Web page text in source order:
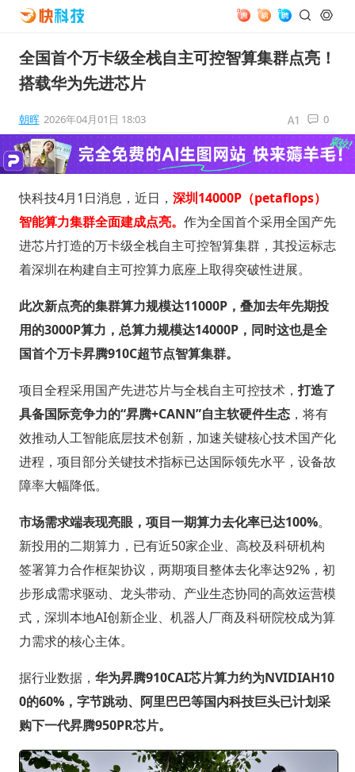
全国首个万卡级全栈自主可控智算集群点亮！
搭载华为先进芯片
朝晖 2026年04月01日 18:03 0
快科技4月1日消息，近日， 深圳14000P（petaflops）
智能算力集群全面建成点亮。 作为全国首个采用全国产先
进芯片打造的万卡级全栈自主可控智算集群，其投运标志
着深圳在构建自主可控算力底座上取得突破性进展。
此次新点亮的集群算力规模达11000P，叠加去年先期投
用的3000P算力，总算力规模达14000P，同时这也是全
国首个万卡昇腾910C超节点智算集群。
项目全程采用国产先进芯片与全栈自主可控技术， 打造了
具备国际竞争力的“昇腾+CANN”自主软硬件生态，将有
效推动人工智能底层技术创新，加速关键核心技术国产化
进程，项目部分关键技术指标已达国际领先水平，设备故
障率大幅降低。
市场需求端表现亮眼，项目一期算力去化率已达100%。
新投用的二期算力，已有近50家企业、高校及科研机构
签署算力合作框架协议，两期项目整体去化率达92%，初
步形成需求驱动、龙头带动、产业生态协同的高效运营模
式，深圳本地AI创新企业、机器人厂商及科研院校成为算
力需求的核心主体。
据行业数据， 华为昇腾910CAI芯片算力约为NVIDIAH10
0的60%，字节跳动、阿里巴巴等国内科技巨头已计划采
购下一代昇腾950PR芯片。